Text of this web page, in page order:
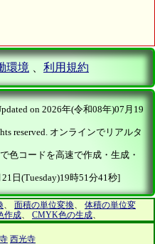
環境 利用規約
on 2026年(令和08年)07月19
reserved. オンラインでリアルタ
色コードを高速で作成・生成・
日(Tuesday)19時51分41秒]
面積の単位変換
体積の単位変
作成 CMYK色の生成
西光寺